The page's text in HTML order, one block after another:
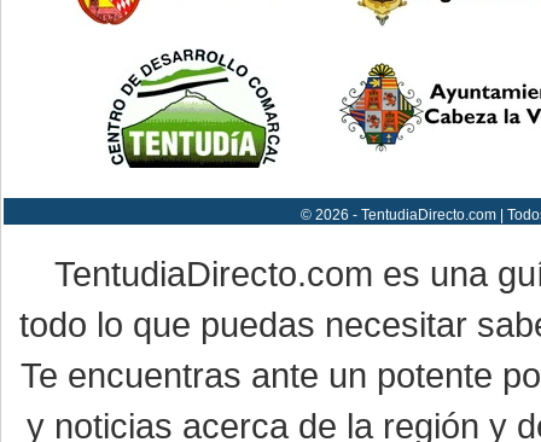
© 2026 - TentudiaDirecto.com |
TentudiaDirecto.com es una
todo lo que puedas necesitar
Te encuentras ante un potente
y noticias acerca de la región y